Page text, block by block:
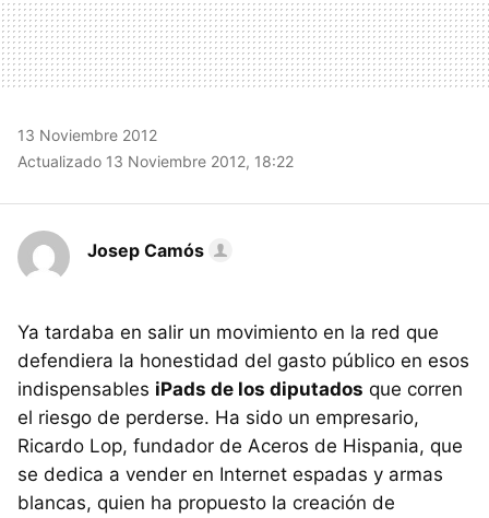
13 Noviembre 2012
Actualizado 13 Noviembre 2012, 18:22
Josep Camós
Ya tardaba en salir un movimiento en la red que
defendiera la honestidad del gasto público en esos
indispensables iPads de los diputados que corren
el riesgo de perderse. Ha sido un empresario,
Ricardo Lop, fundador de Aceros de Hispania, que
se dedica a vender en Internet espadas y armas
blancas, quien ha propuesto la creación de